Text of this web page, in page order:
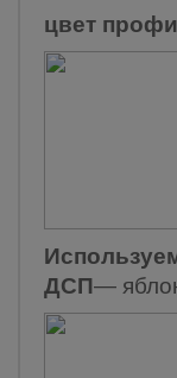
цвет
ДСП―